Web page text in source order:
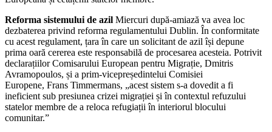
Reforma sistemului de azil Miercuri după-amiază va avea loc
dezbaterea privind reforma regulamentului Dublin. În conformitate
cu acest regulament, țara în care un solicitant de azil își depune
prima oară cererea este responsabilă de procesarea acesteia. Potrivit
declarațiilor Comisarului European pentru Migrație, Dmitris
Avramopoulos, și a prim-vicepreședintelui Comisiei
Europene, Frans Timmermans, „acest sistem s-a dovedit a fi
ineficient sub presiunea crizei migrației și în contextul refuzului
statelor membre de a reloca refugiații în interiorul blocului
comunitar.”